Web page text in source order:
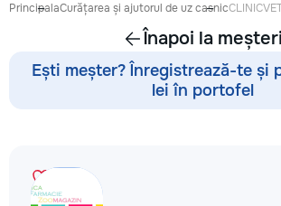
PrincipalaCurățarea și ajutorul de uz casnic
Înapoi la meșteri
Ești meșter? Înregistrează-te și
lei în portofel